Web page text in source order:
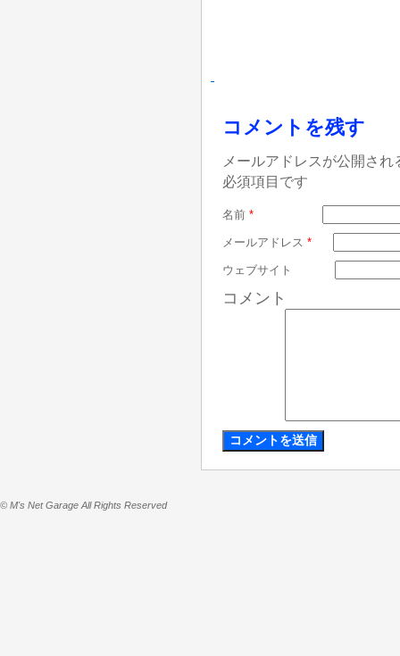
コメントを残す
メールアドレスが公開さ
必須項目です
名前 *
メールアドレス *
ウェブサイト
コメント
© M's Net Garage All Rights Reserved